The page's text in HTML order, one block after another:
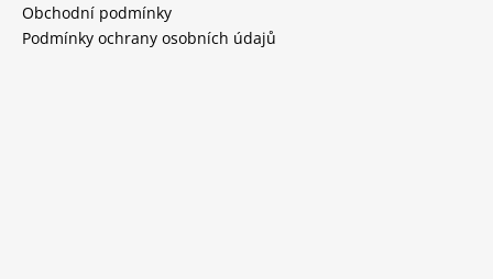
Obchodní podmínky
Podmínky ochrany osobních údajů